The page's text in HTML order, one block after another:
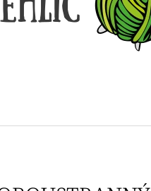
Kč